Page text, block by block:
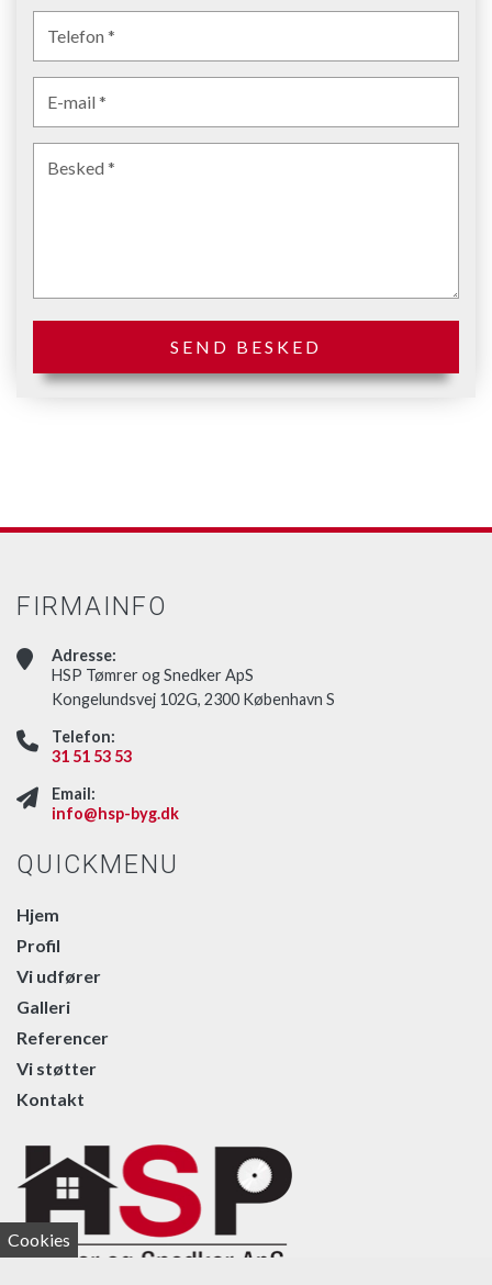
FIRMAINFO
Adresse:
HSP Tømrer og Snedker ApS
Kongelundsvej 102G, 2300 København S
Telefon:
31 51 53 53
Email:
info@hsp-byg.dk
QUICKMENU
Hjem
Profil
Vi udfører
Galleri
Referencer
Vi støtter
Kontakt
Cookies